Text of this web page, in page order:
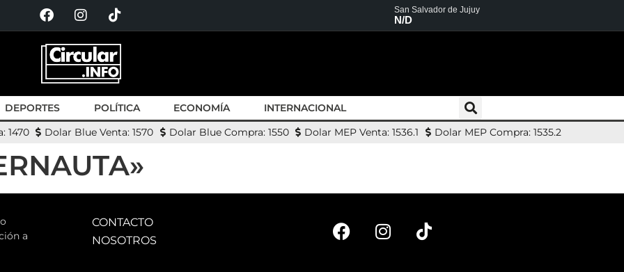
San Salvador de Jujuy
N/D
DEPORTES POLÍTICA ECONOMÍA
INTERNACIONAL
1470 Dolar Blue Venta: 1570 Dolar Blue Compra: 1550 Dolar MEP Venta: 1536.1 Dolar MEP Compra: 1535.2
a
CONTACTO
NOSOTROS